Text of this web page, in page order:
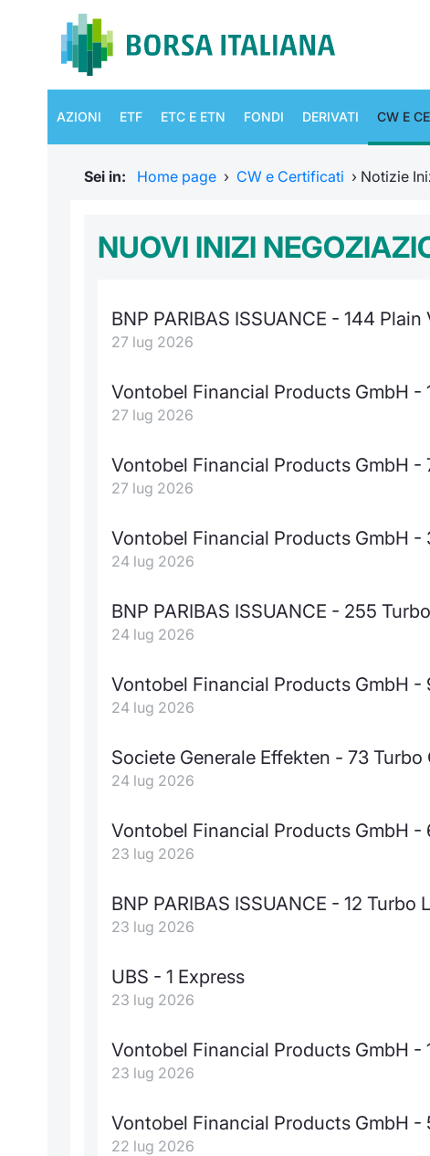
AZIONI ETF ETC E ETN FONDI DERIVATI CW E
Sei in: Home page › CW e Certificati › Notizie
NUOVI INIZI
BNP PARIBAS ISSUANCE - 144
27 lug 2026
Vontobel Financial Products GmbH -
27 lug 2026
Vontobel Financial Products GmbH -
27 lug 2026
Vontobel Financial Products GmbH -
24 lug 2026
BNP PARIBAS ISSUANCE - 255
24 lug 2026
Vontobel Financial Products GmbH -
24 lug 2026
Societe Generale Effekten - 73
24 lug 2026
Vontobel Financial Products GmbH -
23 lug 2026
BNP PARIBAS ISSUANCE - 12 Turbo
23 lug 2026
UBS - 1 Express
23 lug 2026
Vontobel Financial Products GmbH -
23 lug 2026
Vontobel Financial Products GmbH -
22 lug 2026